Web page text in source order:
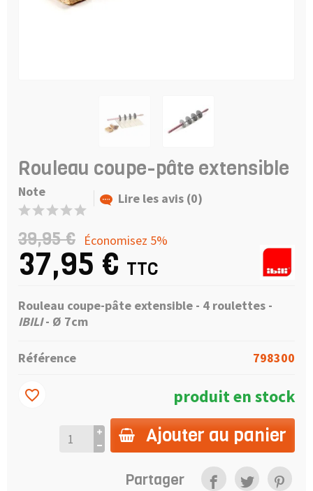
Rouleau coupe-pâte extensible
Note Lire les avis (0)
39,95 € Économisez 5%
37,95 € TTC
Rouleau coupe-pâte extensible - 4 roulettes -
IBILI- Ø 7cm
Référence 798300
produit en stock
Ajouter au panier
favorite_border
Partager